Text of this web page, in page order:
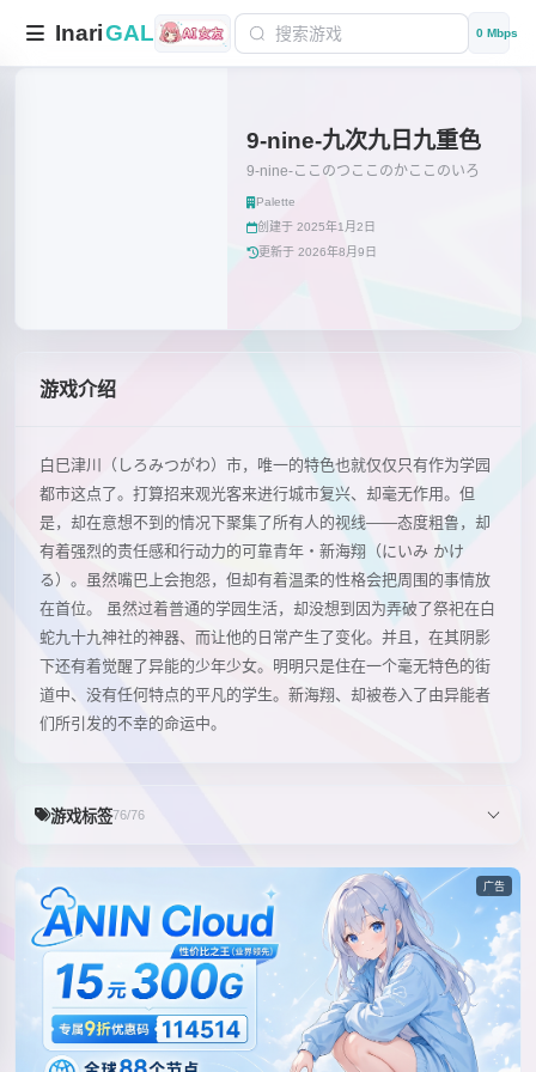
InariGAL 0 Mbps
9-nine-九次九日九重色
9-nine-ここのつここのかここのいろ
Palette
创建于 2025年1月2日
更新于 2026年8月9日
游戏介绍
白巳津川（しろみつがわ）市，唯一的特色也就仅仅只有作为学园
都市这点了。打算招来观光客来进行城市复兴、却毫无作用。但
是，却在意想不到的情况下聚集了所有人的视线——态度粗鲁，却
有着强烈的责任感和行动力的可靠青年・新海翔（にいみ かけ
る）。虽然嘴巴上会抱怨，但却有着温柔的性格会把周围的事情放
在首位。 虽然过着普通的学园生活，却没想到因为弄破了祭祀在白
蛇九十九神社的神器、而让他的日常产生了变化。并且，在其阴影
下还有着觉醒了异能的少年少女。明明只是住在一个毫无特色的街
道中、没有任何特点的平凡的学生。新海翔、却被卷入了由异能者
们所引发的不幸的命运中。
游戏标签76/76
广告